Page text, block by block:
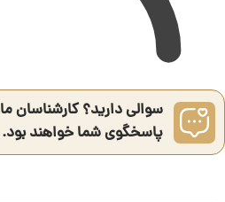
سوالی دارید؟ کارشناسان ما
پاسخگوی شما خواهند بود.